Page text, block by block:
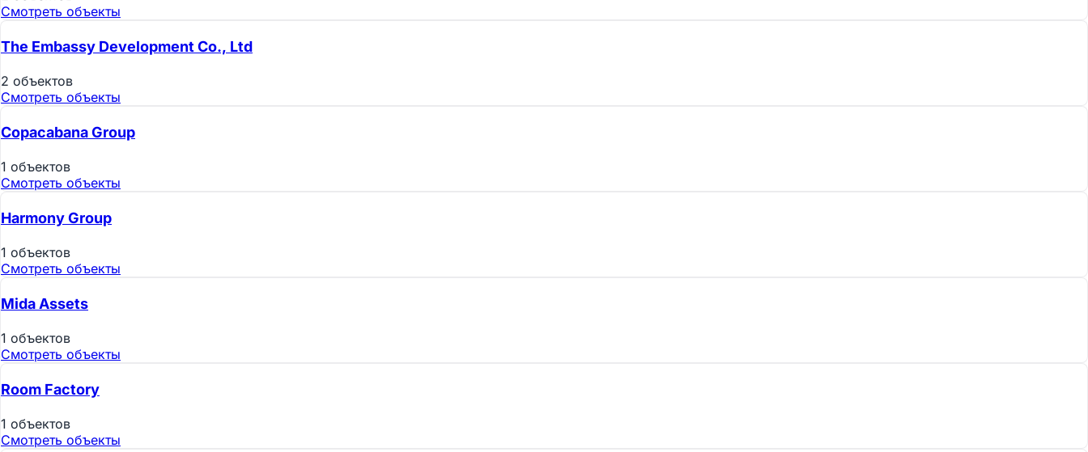
Смотреть объекты
The Embassy Development Co., Ltd
2 объектов
Смотреть объекты
Copacabana Group
1 объектов
Смотреть объекты
Harmony Group
1 объектов
Смотреть объекты
Mida Assets
1 объектов
Смотреть объекты
Room Factory
1 объектов
Смотреть объекты